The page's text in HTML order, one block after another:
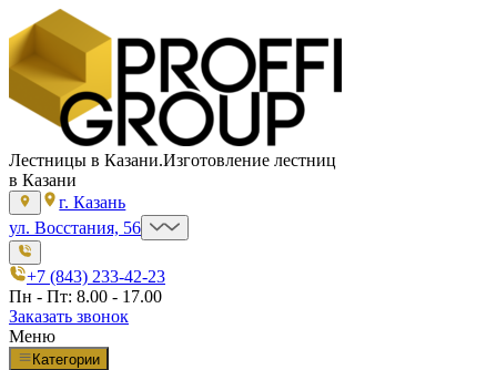
Лестницы в Казани.Изготовление лестниц
в Казани
г. Казань
ул. Восстания, 56
+7 (843) 233-42-23
Пн - Пт: 8.00 - 17.00
Заказать звонок
Меню
Категории